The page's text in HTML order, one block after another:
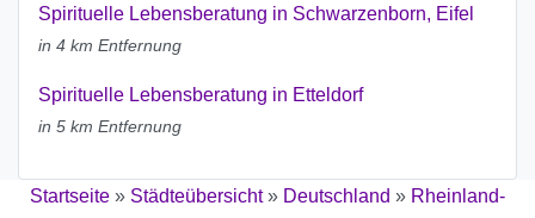
Spirituelle Lebensberatung in Schwarzenborn, Eifel
in 4 km Entfernung
Spirituelle Lebensberatung in Etteldorf
in 5 km Entfernung
Startseite » Städteübersicht» Deutschland » Rheinland-